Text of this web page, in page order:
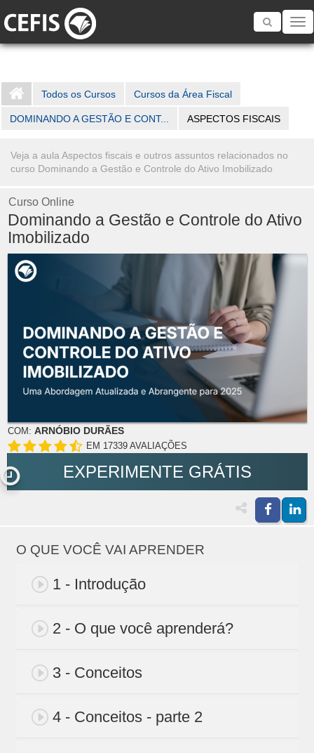
Toggle
Todos os Cursos Cursos da Área Fiscal
DOMINANDO A GESTÃO E CONT... ASPECTOS FISCAIS
Veja a aula Aspectos fiscais e outros assuntos relacionados no
curso Dominando a Gestão e Controle do Ativo Imobilizado
Curso Online
Dominando a Gestão e Controle do Ativo
Imobilizado
COM: ARNÓBIO DURÃES
EM 17339 AVALIAÇÕES
EXPERIMENTE GRÁTIS
O QUE VOCÊ VAI APRENDER
1 - Introdução
2 - O que você aprenderá?
3 - Conceitos
4 - Conceitos - parte 2